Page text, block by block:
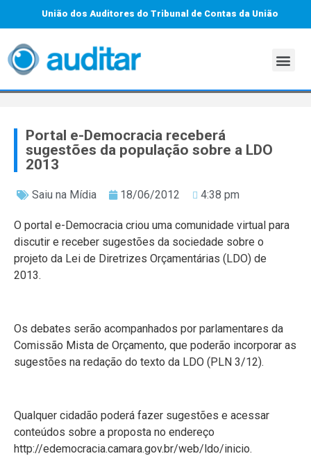
União dos Auditores do Tribunal de Contas da União
Portal e-Democracia receberá
sugestões da população sobre a LDO
2013
Saiu na Mídia 18/06/2012 4:38 pm
O portal e-Democracia criou uma comunidade virtual para
discutir e receber sugestões da sociedade sobre o
projeto da Lei de Diretrizes Orçamentárias (LDO) de
2013.
Os debates serão acompanhados por parlamentares da
Comissão Mista de Orçamento, que poderão incorporar as
sugestões na redação do texto da LDO (PLN 3/12).
Qualquer cidadão poderá fazer sugestões e acessar
conteúdos sobre a proposta no endereço
http://edemocracia.camara.gov.br/web/ldo/inicio.